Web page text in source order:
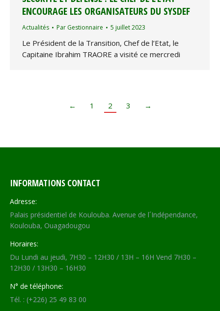
ENCOURAGE LES ORGANISATEURS DU SYSDEF
Actualités Par Gestionnaire 5 juillet 2023
Le Président de la Transition, Chef de l’Etat, le
Capitaine Ibrahim TRAORE a visité ce mercredi
← 1 2 3 →
INFORMATIONS CONTACT
Adresse:
Palais présidentiel de Koulouba. Avenue de l´Indépendance,
Koulouba, Ouagadougou
Horaires:
Du Lundi au jeudi, 7H30 – 12H30 / 13H – 16H Vend 7H30 –
12H30 / 13H30 – 16H30
N° de téléphone:
Tél. : (+226) 25 49 83 00